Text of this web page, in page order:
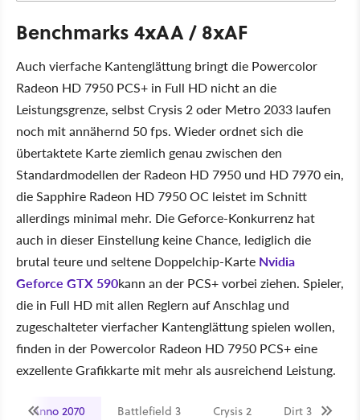
Benchmarks 4xAA / 8xAF
Auch vierfache Kantenglättung bringt die Powercolor
Radeon HD 7950 PCS+ in Full HD nicht an die
Leistungsgrenze, selbst Crysis 2 oder Metro 2033 laufen
noch mit annähernd 50 fps. Wieder ordnet sich die
übertaktete Karte ziemlich genau zwischen den
Standardmodellen der Radeon HD 7950 und HD 7970 ein,
die Sapphire Radeon HD 7950 OC leistet im Schnitt
allerdings minimal mehr. Die Geforce-Konkurrenz hat
auch in dieser Einstellung keine Chance, lediglich die
brutal teure und seltene Doppelchip-Karte Nvidia
Geforce GTX 590kann an der PCS+ vorbei ziehen. Spieler,
die in Full HD mit allen Reglern auf Anschlag und
zugeschalteter vierfacher Kantenglättung spielen wollen,
finden in der Powercolor Radeon HD 7950 PCS+ eine
exzellente Grafikkarte mit mehr als ausreichend Leistung.
Anno 2070 Battlefield 3 Crysis 2 Dirt 3